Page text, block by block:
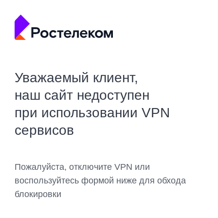
Уважаемый клиент,
наш сайт недоступен
при использовании VPN
сервисов
Пожалуйста, отключите VPN или
воспользуйтесь формой ниже для обхода
блокировки